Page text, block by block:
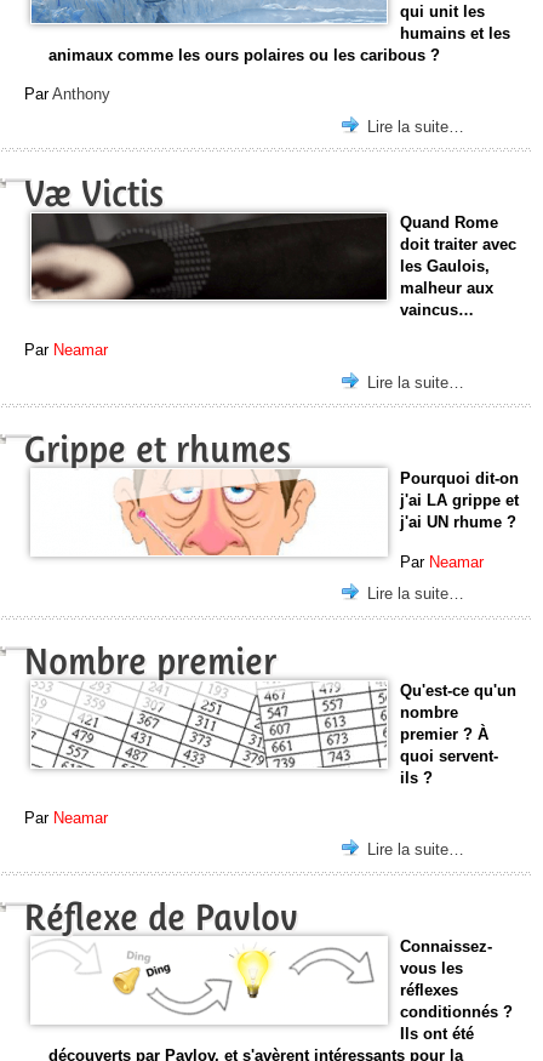
qui unit les
humains et les
animaux comme les ours polaires ou les caribous ?
ParAnthony
Lire la suite…
Væ Victis
Quand Rome
doit traiter avec
les Gaulois,
malheur aux
vaincus…
Par Neamar
Lire la suite…
Grippe et rhumes
Pourquoi dit-on
j'ai LA grippe et
j'ai UN rhume ?
Par Neamar
Lire la suite…
Nombre premier
Qu'est-ce qu'un
nombre
premier ? À
quoi servent-
ils ?
Par Neamar
Lire la suite…
Réflexe de Pavlov
Connaissez-
vous les
réflexes
conditionnés ?
Ils ont été
découverts par Pavlov, et s'avèrent intéressants pour la